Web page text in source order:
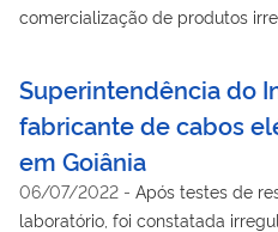
comercialização de produtos
Superintendência do
fabricante de cabos
em Goiânia
06/07/2022 - Após testes de
laboratório, foi constatada